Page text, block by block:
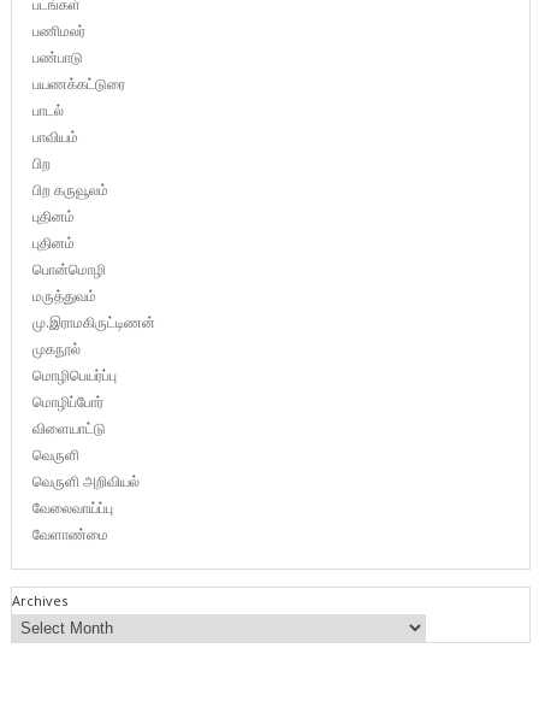
பணிமலர்
பண்பாடு
பயணக்கட்டுரை
பாடல்
பாவியம்
பிற
பிற கருவூலம்
புதினம்
புதினம்
பொன்மொழி
மருத்துவம்
மு.இராமகிருட்டிணன்
முகநூல்
மொழிபெயர்ப்பு
மொழிப்போர்
விளையாட்டு
வெருளி
வெருளி அறிவியல்
வேலைவாய்ப்பு
வேளாண்மை
Archives